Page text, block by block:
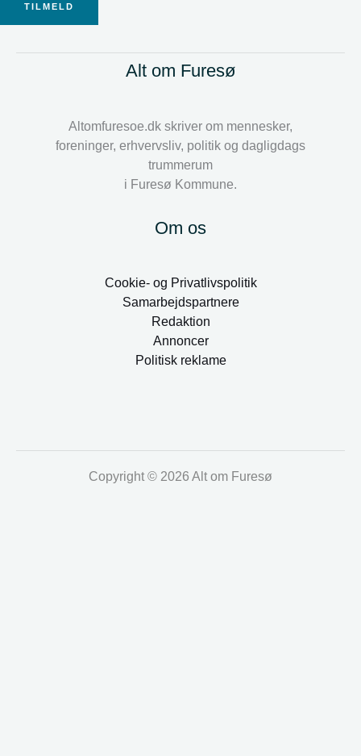
TILMELD
Alt om Furesø
Altomfuresoe.dk skriver om mennesker,
foreninger, erhvervsliv, politik og dagligdags
trummerum
i Furesø Kommune.
Om os
Cookie- og Privatlivspolitik
Samarbejdspartnere
Redaktion
Annoncer
Politisk reklame
Copyright © 2026 Alt om Furesø